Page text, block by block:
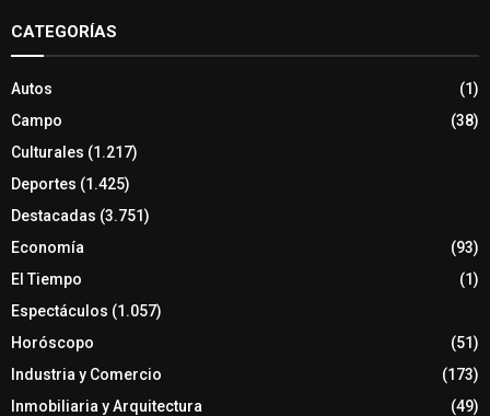
CATEGORÍAS
Autos
(1)
Campo
(38)
Culturales (1.217)
Deportes (1.425)
Destacadas (3.751)
Economía
(93)
El Tiempo
(1)
Espectáculos (1.057)
Horóscopo
(51)
Industria y Comercio
(173)
Inmobiliaria y Arquitectura
(49)